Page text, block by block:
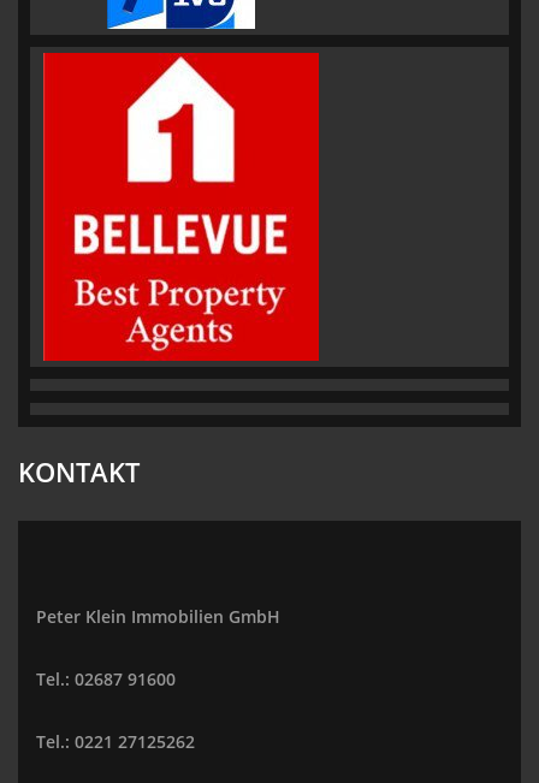
KONTAKT
Peter Klein Immobilien GmbH
Tel.: 02687 91600
Tel.: 0221 27125262